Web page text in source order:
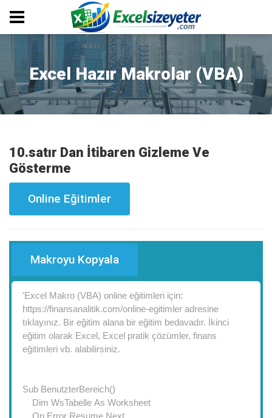
Excel Hazır Makrolar (VBA)
10.satır Dan İtibaren Gizleme Ve
Gösterme
Online Eğitimler
Makroyu Kopyala